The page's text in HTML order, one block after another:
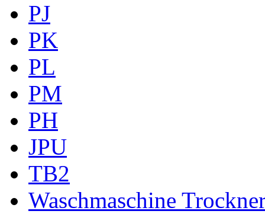
PJ
PK
PL
PM
PH
JPU
TB2
Waschmaschine